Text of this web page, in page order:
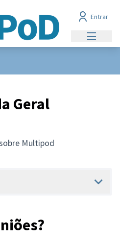
Menu
Entrar
Geral
Multipod